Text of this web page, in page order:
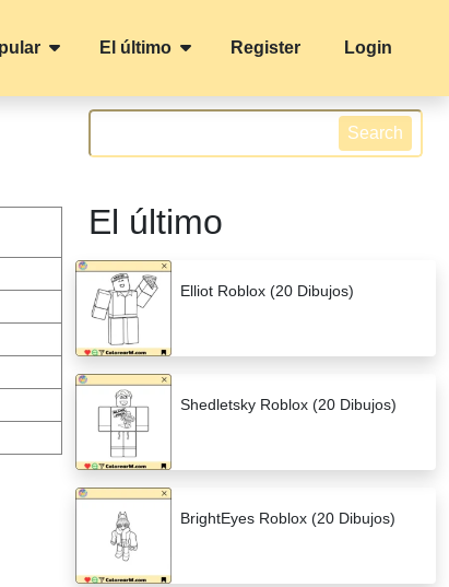
El último Register Login
Search
El último
Elliot Roblox (20 Dibujos)
Shedletsky Roblox (20 Dibujos)
BrightEyes Roblox (20 Dibujos)